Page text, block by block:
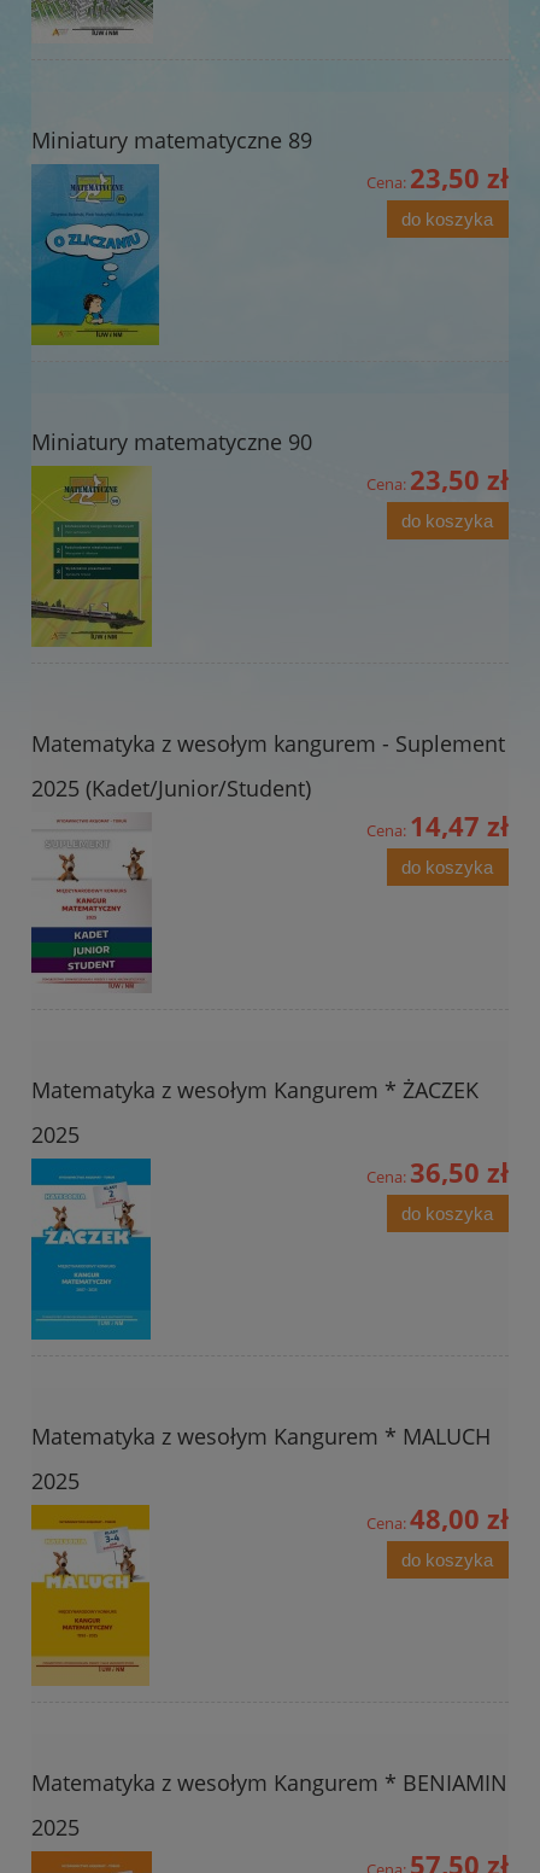
Miniatury matematyczne 89
Cena: 23,50 zł
do koszyka
Miniatury matematyczne 90
Cena: 23,50 zł
do koszyka
Matematyka z wesołym kangurem - Suplement
2025 (Kadet/Junior/Student)
Cena: 14,47 zł
do koszyka
Matematyka z wesołym Kangurem * ŻACZEK
2025
Cena: 36,50 zł
do koszyka
Matematyka z wesołym Kangurem * MALUCH
2025
Cena:48,00 zł
do koszyka
Matematyka z wesołym Kangurem * BENIAMIN
2025
57,50 zł